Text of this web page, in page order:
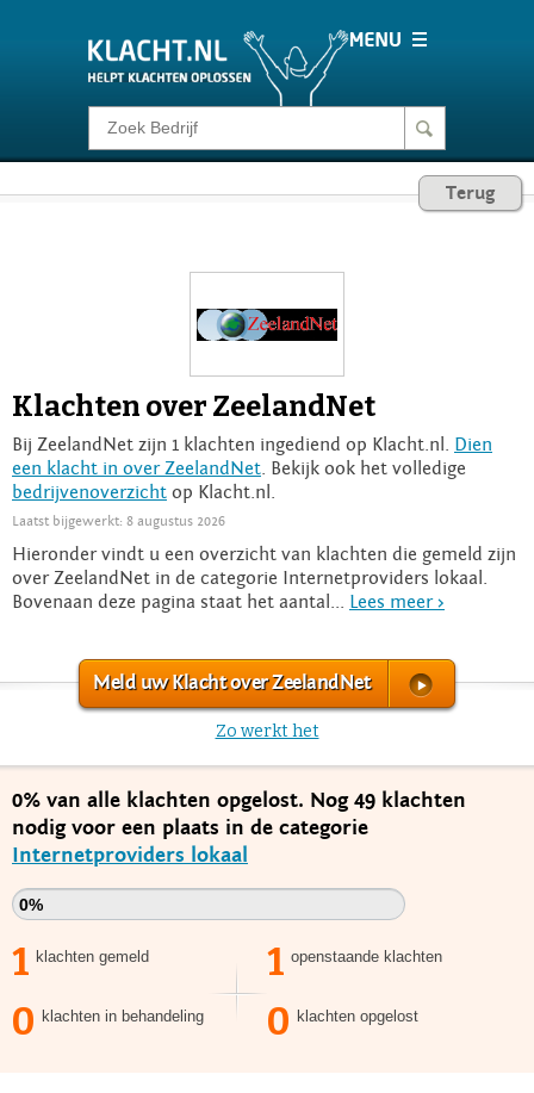
Klacht melden
Login
Terug
Klachten over ZeelandNet
Bij ZeelandNet zijn 1 klachten ingediend op Klacht.nl. Dien
een klacht in over ZeelandNet . Bekijk ook het volledige
bedrijvenoverzicht op Klacht.nl.
Laatst bijgewerkt: 8 augustus 2026
Hieronder vindt u een overzicht van klachten die gemeld zijn
over ZeelandNet in de categorie Internetproviders lokaal.
Bovenaan deze pagina staat het aantal... Lees meer >
Meld uw Klacht over ZeelandNet
Zo werkt het
0% van alle klachten opgelost. Nog 49 klachten
nodig voor een plaats in de categorie
Internetproviders lokaal
0%
1 klachten gemeld 1 openstaande klachten
0 klachten in behandeling 0 klachten opgelost